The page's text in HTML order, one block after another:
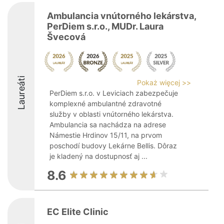
Laureáti
Ambulancia vnútorného lekárstva,
PerDiem s.r.o., MUDr. Laura
Švecová
Pokaż więcej >>
PerDiem s.r.o. v Leviciach zabezpečuje
komplexné ambulantné zdravotné
služby v oblasti vnútorného lekárstva.
Ambulancia sa nachádza na adrese
Námestie Hrdinov 15/11, na prvom
poschodí budovy Lekárne Bellis. Dôraz
je kladený na dostupnosť aj ...
8.6
EC Elite Clinic